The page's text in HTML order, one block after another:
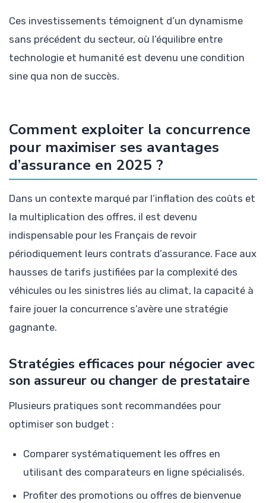
Ces investissements témoignent d’un dynamisme
sans précédent du secteur, où l’équilibre entre
technologie et humanité est devenu une condition
sine qua non de succès.
Comment exploiter la concurrence
pour maximiser ses avantages
d’assurance en 2025 ?
Dans un contexte marqué par l’inflation des coûts et
la multiplication des offres, il est devenu
indispensable pour les Français de revoir
périodiquement leurs contrats d’assurance. Face aux
hausses de tarifs justifiées par la complexité des
véhicules ou les sinistres liés au climat, la capacité à
faire jouer la concurrence s’avère une stratégie
gagnante.
Stratégies efficaces pour négocier avec
son assureur ou changer de prestataire
Plusieurs pratiques sont recommandées pour
optimiser son budget :
Comparer systématiquement les offres en
utilisant des comparateurs en ligne spécialisés.
Profiter des promotions ou offres de bienvenue